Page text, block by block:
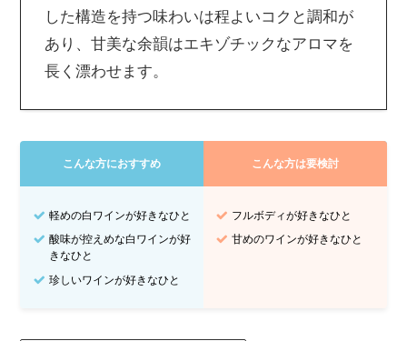
した構造を持つ味わいは程よいコクと調和が
あり、甘美な余韻はエキゾチックなアロマを
長く漂わせます。
こんな方におすすめ こんな方は要検討
軽めの白ワインが好きなひと
酸味が控えめな白ワインが好
きなひと
珍しいワインが好きなひと
フルボディが好きなひと
甘めのワインが好きなひと